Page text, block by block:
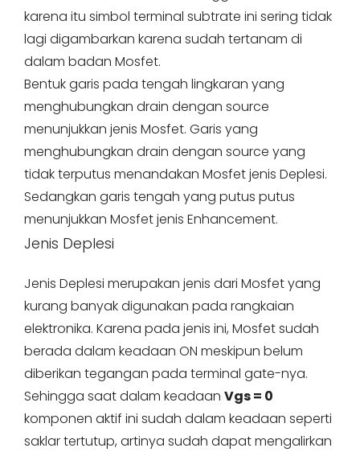
karena itu simbol terminal subtrate ini sering tidak
lagi digambarkan karena sudah tertanam di
dalam badan Mosfet.
Bentuk garis pada tengah lingkaran yang
menghubungkan drain dengan source
menunjukkan jenis Mosfet. Garis yang
menghubungkan drain dengan source yang
tidak terputus menandakan Mosfet jenis Deplesi.
Sedangkan garis tengah yang putus putus
menunjukkan Mosfet jenis Enhancement.
Jenis Deplesi
Jenis Deplesi merupakan jenis dari Mosfet yang
kurang banyak digunakan pada rangkaian
elektronika. Karena pada jenis ini, Mosfet sudah
berada dalam keadaan ON meskipun belum
diberikan tegangan pada terminal gate-nya.
Sehingga saat dalam keadaan Vgs = 0
komponen aktif ini sudah dalam keadaan seperti
saklar tertutup, artinya sudah dapat mengalirkan